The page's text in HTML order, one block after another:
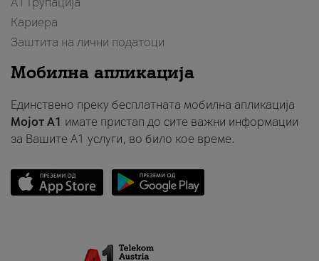
Кариера
Заштита на лични податоци
Мобилна апликација
Единствено преку бесплатната мобилна апликација
Мојот A1 имате пристап до сите важни информации
за Вашите A1 услуги, во било кое време.